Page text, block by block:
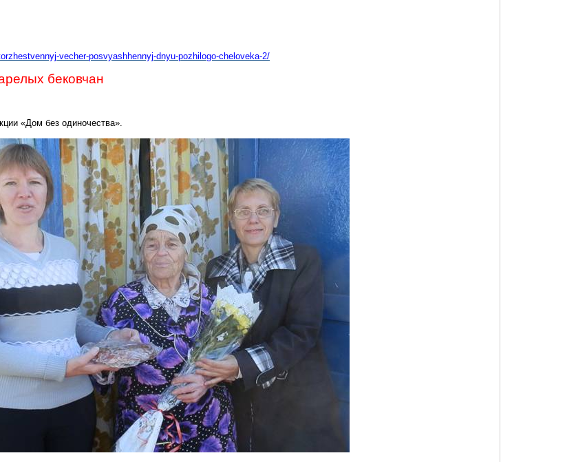
vecher-posvyashhennyj-dnyu-pozhilogo-cheloveka-2/
бековчан
«Дом без одиночества».